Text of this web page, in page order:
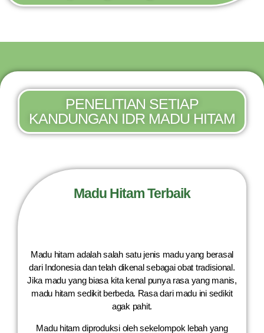
PENELITIAN SETIAP
KANDUNGAN IDR MADU HITAM
Madu Hitam Terbaik
Madu hitam adalah salah satu jenis madu yang berasal
dari Indonesia dan telah dikenal sebagai obat tradisional.
Jika madu yang biasa kita kenal punya rasa yang manis,
madu hitam sedikit berbeda. Rasa dari madu ini sedikit
agak pahit.
Madu hitam diproduksi oleh sekelompok lebah yang